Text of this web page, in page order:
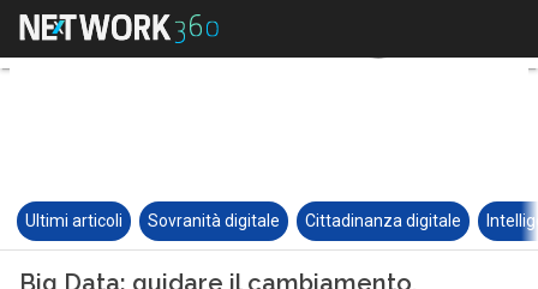
Ultimi articoli Sovranità digitale Cittadinanza digitale
Big Data: guidare il cambiamento,